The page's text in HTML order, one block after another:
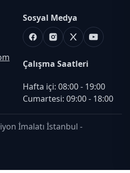
Sosyal Medya
FacebookInstagram
X
Youtube
Çalışma Saatleri
Hafta içi: 08:00 - 19:00
Cumartesi: 09:00 - 18:00
İmalatı İstanbul -